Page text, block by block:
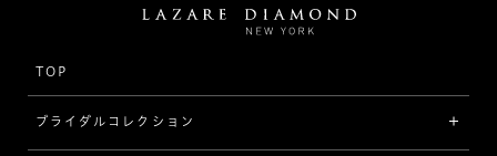
TOP
ブライダルコレクション